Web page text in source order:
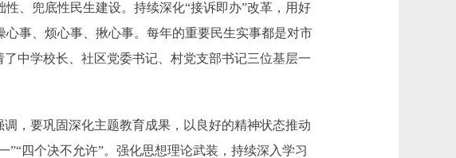
、兜底性民生建设。持续深化“接诉即办”改革，用好
事、烦心事、揪心事。每年的重要民生实事都是对市
中学校长、社区党委书记、村党支部书记三位基层一
，要巩固深化主题教育成果，以良好的精神状态推动
四个决不允许”。强化思想理论武装，持续深入学习